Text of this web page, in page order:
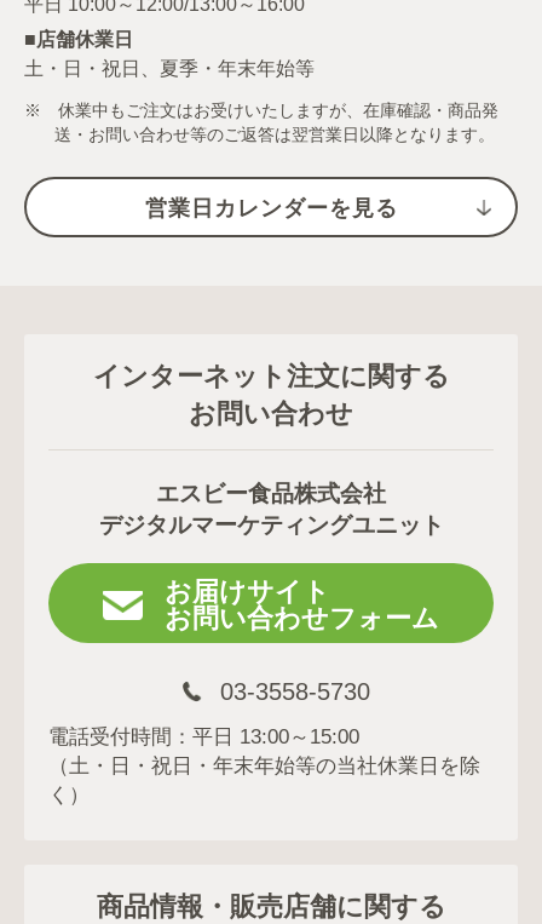
■店舗休業日
土・日・祝日、夏季・年末年始等
※ 休業中もご注文はお受けいたしますが、在庫確認・商品発
送・お問い合わせ等のご返答は翌営業日以降となります。
営業日カレンダーを見る
インターネット注文に関する
お問い合わせ
エスビー食品株式会社
デジタルマーケティングユニット
お届けサイト
お問い合わせフォーム
03-3558-5730
電話受付時間：平日 13:00～15:00
（土・日・祝日・年末年始等の当社休業日を除
く）
商品情報・販売店舗に関する